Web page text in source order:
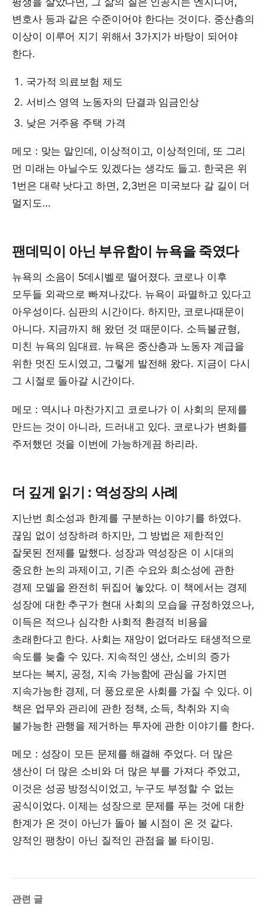
변호사 등과 같은 수준이어야 한다는 것이다. 중산층의
이상이 이루어 지기 위해서 3가지가 바탕이 되어야
한다.
국가적 의료보험 제도
서비스 영역 노동자의 단결과 임금인상
낮은 거주용 주택 가격
메모 : 맞는 말인데, 이상적이고, 이상적인데, 또 그리
먼 미래는 아닐수도 있겠다는 생각도 들고. 한국은 위
1번은 대략 낫다고 하면, 2,3번은 미국보다 갈 길이 더
멀지도…
팬데믹이 아닌 부유함이 뉴욕을 죽였다
뉴욕의 소음이 5데시벨로 떨어졌다. 코로나 이후
모두들 외곽으로 빠져나갔다. 뉴욕이 파멸하고 있다고
아우성이다. 심판의 시간이다. 하지만, 코로나때문이
아니다. 지금까지 해 왔던 것 때문이다. 소득불균형,
미친 뉴욕의 임대료. 뉴욕은 중산층과 노동자 계급을
위한 멋진 도시였고, 그렇게 발전해 왔다. 지금이 다시
그 시절로 돌아갈 시간이다.
메모 : 역시나 마찬가지고 코로나가 이 사회의 문제를
만드는 것이 아니라, 드러내고 있다. 코로나가 변화를
주저했던 것을 이번에 가능하게끔 하리라.
더 깊게 읽기 : 역성장의 사례
지난번 희소성과 한계를 구분하는 이야기를 하였다.
끊임 없이 성장하려 하지만, 그 방법은 제한적인
잘못된 전제를 말했다. 성장과 역성장은 이 시대의
중요한 논의 과제이고, 기존 수요와 희소성에 관한
경제 모델을 완전히 뒤집어 놓았다. 이 책에서는 경제
성장에 대한 추구가 현대 사회의 모습을 규정하였으나,
이득은 적으나 심각한 사회적 환경적 비용을
초래한다고 한다. 사회는 재앙이 없더라도 태생적으로
속도를 늦출 수 있다. 지속적인 생산, 소비의 증가
보다는 복지, 공정, 지속 가능함에 관심을 가지면
지속가능한 경제, 더 풍요로운 사회를 가질 수 있다. 이
책은 업무와 관리에 관한 정책, 소득, 착취와 지속
불가능한 관행을 제거하는 투자에 관한 이야기를 한다.
메모 : 성장이 모든 문제를 해결해 주었다. 더 많은
생산이 더 많은 소비와 더 많은 부를 가져다 주었고,
이것은 성공 방정식이었고, 누구도 부정할 수 없는
공식이었다. 이제는 성장으로 문제를 푸는 것에 대한
한계가 온 것이 아닌가 돌아 볼 시점이 온 것 같다.
양적인 팽창이 아닌 질적인 관점을 볼 타이밍.
관련 글